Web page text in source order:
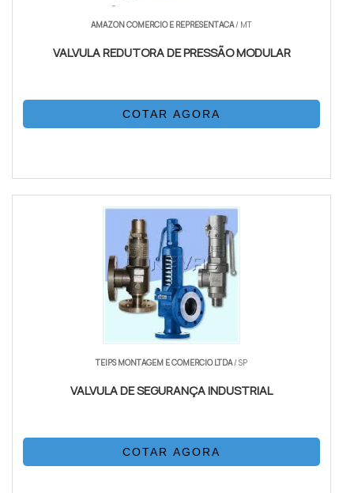
AMAZON COMERCIO E REPRESENTACA/ MT
VALVULA REDUTORA DE PRESSÃO MODULAR
COTAR AGORA
TEIPS MONTAGEM E COMERCIO LTDA/ SP
VALVULA DE SEGURANÇA INDUSTRIAL
COTAR AGORA